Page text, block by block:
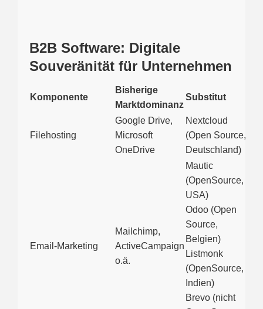
B2B Software: Digitale
Souveränität für Unternehmen
Komponente
Bisherige
Marktdominanz
Substitut
Filehosting
Google Drive,
Microsoft
OneDrive
Nextcloud
(Open Source,
Deutschland)
Email-Marketing
Mailchimp,
ActiveCampaign
o.ä.
Mautic
(OpenSource,
USA)
Odoo (Open
Source,
Belgien)
Listmonk
(OpenSource,
Indien)
Brevo (nicht